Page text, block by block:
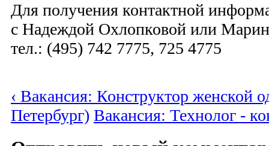
Для получения контактной
с Надеждой Охлопковой или
тел.: (495) 742 7775, 725 4775
‹ Вакансия: Конструктор женской
Петербург) Вакансия: Технолог -